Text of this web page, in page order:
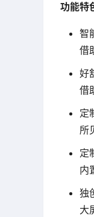
功能特
智
借
好
借
定
所
定
内
独
大